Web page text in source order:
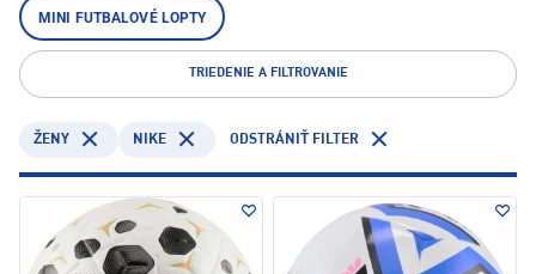
MINI FUTBALOVÉ LOPTY
TRIEDENIE A FILTROVANIE
ŽENY NIKE ODSTRÁNIŤ FILTER